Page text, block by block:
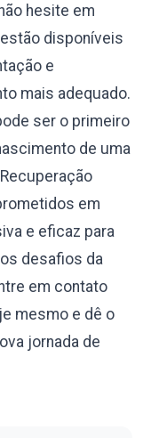
hesite em
disponíveis
e
mais adequado.
ser o primeiro
de uma
em
e eficaz para
desafios da
em contato
mesmo e dê o
jornada de